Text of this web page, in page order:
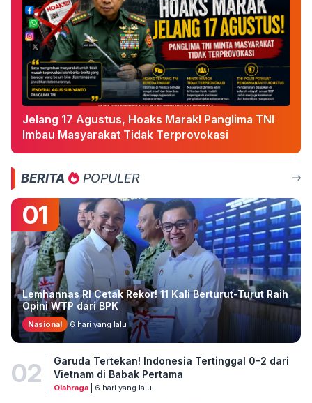
Jelang 17 Agustus, Hoaks Marak! Panglima TNI
Imbau Masyarakat Tidak Terprovokasi
BERITA POPULER
01
Lemhannas RI Cetak Rekor! 11 Kali Berturut-Turut Raih
Opini WTP dari BPK
Nasional 6 hari yang lalu
02
Garuda Tertekan! Indonesia Tertinggal 0-2 dari
Vietnam di Babak Pertama
Olahraga| 6 hari yang lalu